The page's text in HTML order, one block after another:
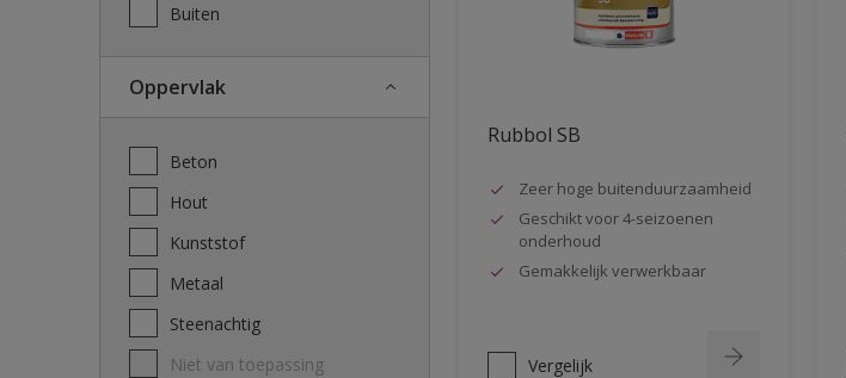
Buiten
Oppervlak
Beton
Hout
Kunststof
Metaal
Steenachtig
Niet van toepassing
Rubbol SB
Zeer hoge buitenduurzaamheid
Geschikt voor 4-seizoenen
onderhoud
Gemakkelijk verwerkbaar
Vergelijk